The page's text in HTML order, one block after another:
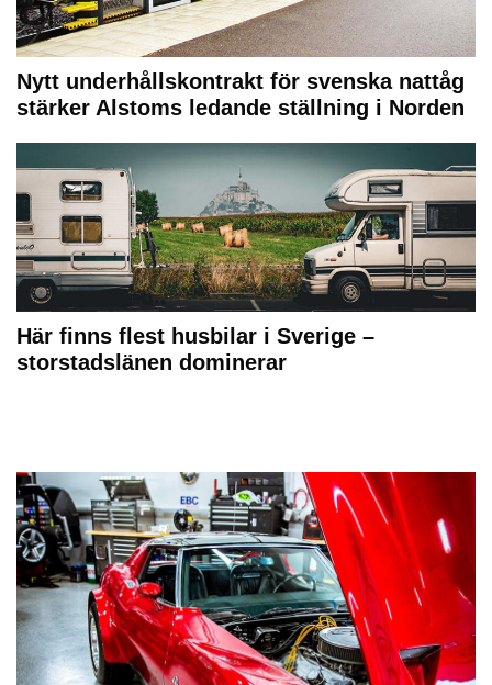
Nytt underhållskontrakt för svenska nattåg
stärker Alstoms ledande ställning i Norden
Här finns flest husbilar i Sverige –
storstadslänen dominerar